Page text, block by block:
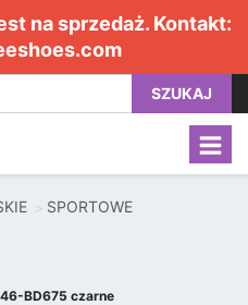
na sprzedaż. Kontakt:
SZUKAJ
SPORTOWE
BD675 czarne